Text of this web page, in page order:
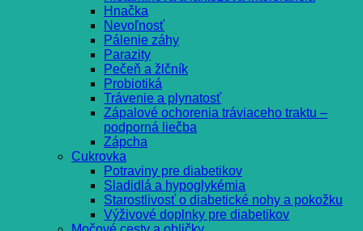
Hnačka
Nevoľnosť
Pálenie záhy
Parazity
Pečeň a žlčník
Probiotiká
Trávenie a plynatosť
Zápalové ochorenia tráviaceho traktu –
podporná liečba
Zápcha
Cukrovka
Potraviny pre diabetikov
Sladidlá a hypoglykémia
Starostlivosť o diabetické nohy a pokožku
Výživové doplnky pre diabetikov